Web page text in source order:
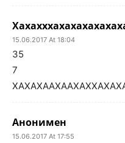
15.06.2017 At 18:04
35
7
Анонимен
15.06.2017 At 17:55